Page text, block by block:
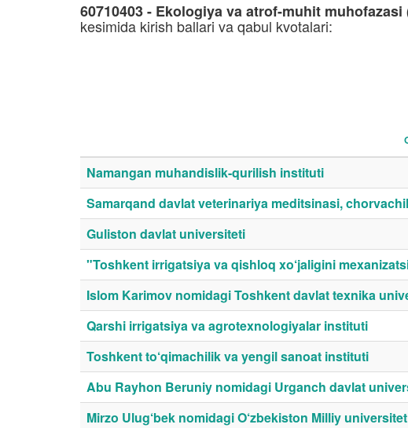
60710403 - Ekologiya va atrof-muhit
kesimida kirish ballari va qabul kvotalari:
Namangan muhandislik-qurilish instituti
Samarqand davlat veterinariya meditsinasi,
Guliston davlat universiteti
"Toshkent irrigatsiya va qishloq xo‘jaligini
Islom Karimov nomidagi Toshkent davlat texnika
Qarshi irrigatsiya va agrotexnologiyalar instituti
Toshkent to‘qimachilik va yengil sanoat instituti
Abu Rayhon Beruniy nomidagi Urganch davlat
Mirzo Ulug‘bek nomidagi O‘zbekiston Milliy